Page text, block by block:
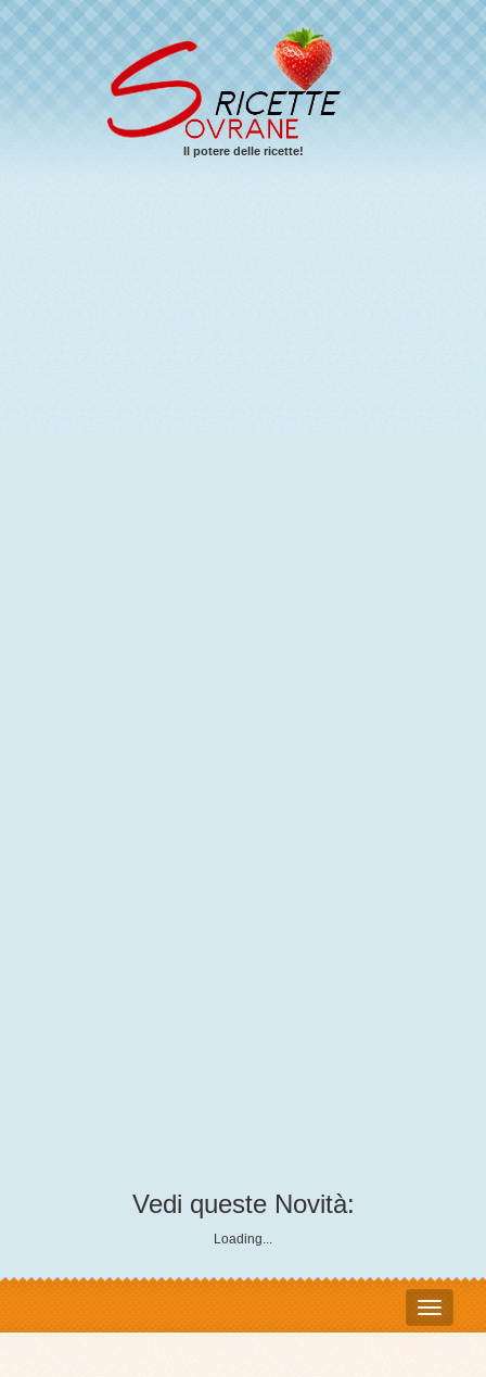
Il potere delle ricette!
Vedi queste Novità:
Loading...